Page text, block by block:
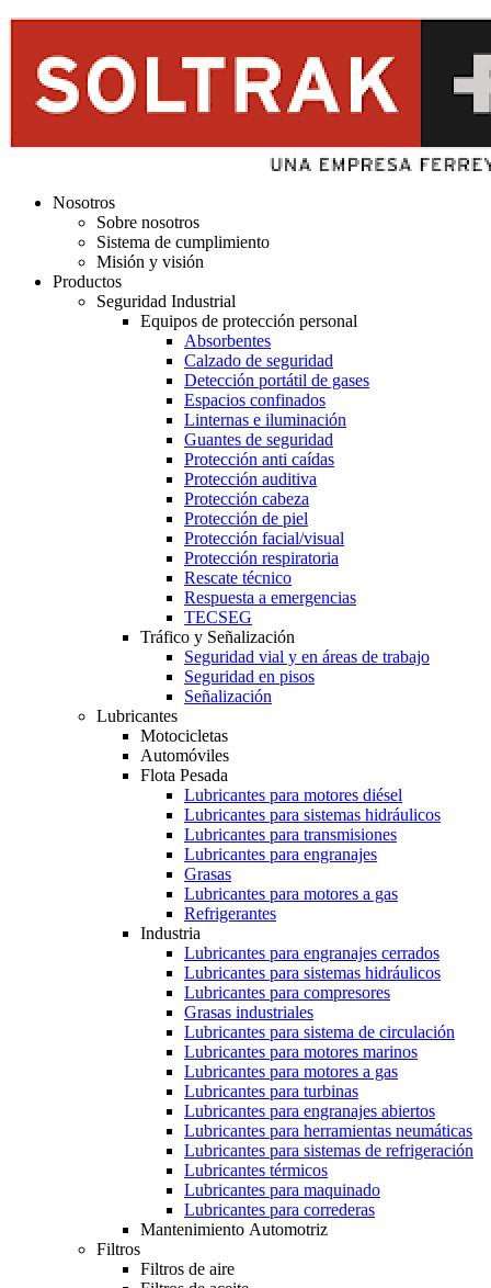
Nosotros
Sobre nosotros
Sistema de cumplimiento
Misión y visión
Productos
Seguridad Industrial
Equipos de protección personal
Absorbentes
Calzado de seguridad
Detección portátil de gases
Espacios confinados
Linternas e iluminación
Guantes de seguridad
Protección anti caídas
Protección auditiva
Protección cabeza
Protección de piel
Protección facial/visual
Protección respiratoria
Rescate técnico
Respuesta a emergencias
TECSEG
Tráfico y Señalización
Seguridad vial y en áreas de trabajo
Seguridad en pisos
Señalización
Lubricantes
Motocicletas
Automóviles
Flota Pesada
Lubricantes para motores diésel
Lubricantes para sistemas hidráulicos
Lubricantes para transmisiones
Lubricantes para engranajes
Grasas
Lubricantes para motores a gas
Refrigerantes
Industria
Lubricantes para engranajes cerrados
Lubricantes para sistemas hidráulicos
Lubricantes para compresores
Grasas industriales
Lubricantes para sistema de circulación
Lubricantes para motores marinos
Lubricantes para motores a gas
Lubricantes para turbinas
Lubricantes para engranajes abiertos
Lubricantes para herramientas neumáticas
Lubricantes para sistemas de refrigeración
Lubricantes térmicos
Lubricantes para maquinado
Lubricantes para correderas
Mantenimiento Automotriz
Filtros
Filtros de aire